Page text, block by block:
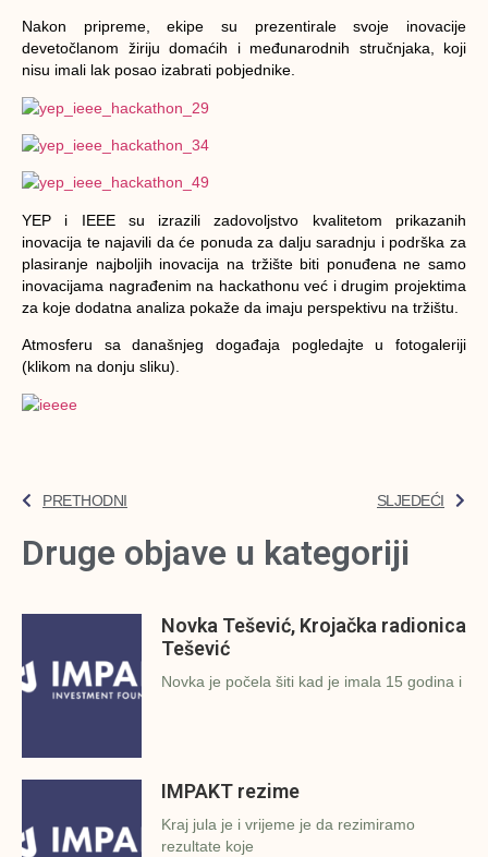
Nakon pripreme, ekipe su prezentirale svoje inovacije
devetočlanom žiriju domaćih i međunarodnih stručnjaka, koji
nisu imali lak posao izabrati pobjednike.
YEP i IEEE su izrazili zadovoljstvo kvalitetom prikazanih
inovacija te najavili da će ponuda za dalju saradnju i podrška za
plasiranje najboljih inovacija na tržište biti ponuđena ne samo
inovacijama nagrađenim na hackathonu već i drugim projektima
za koje dodatna analiza pokaže da imaju perspektivu na tržištu.
Atmosferu sa današnjeg događaja pogledajte u fotogaleriji
(klikom na donju sliku).
PRETHODNI SLJEDEĆI
Druge objave u kategoriji
Novka Tešević, Krojačka radionica
Tešević
Novka je počela šiti kad je imala 15 godina i
IMPAKT rezime
Kraj jula je i vrijeme je da rezimiramo
rezultate koje